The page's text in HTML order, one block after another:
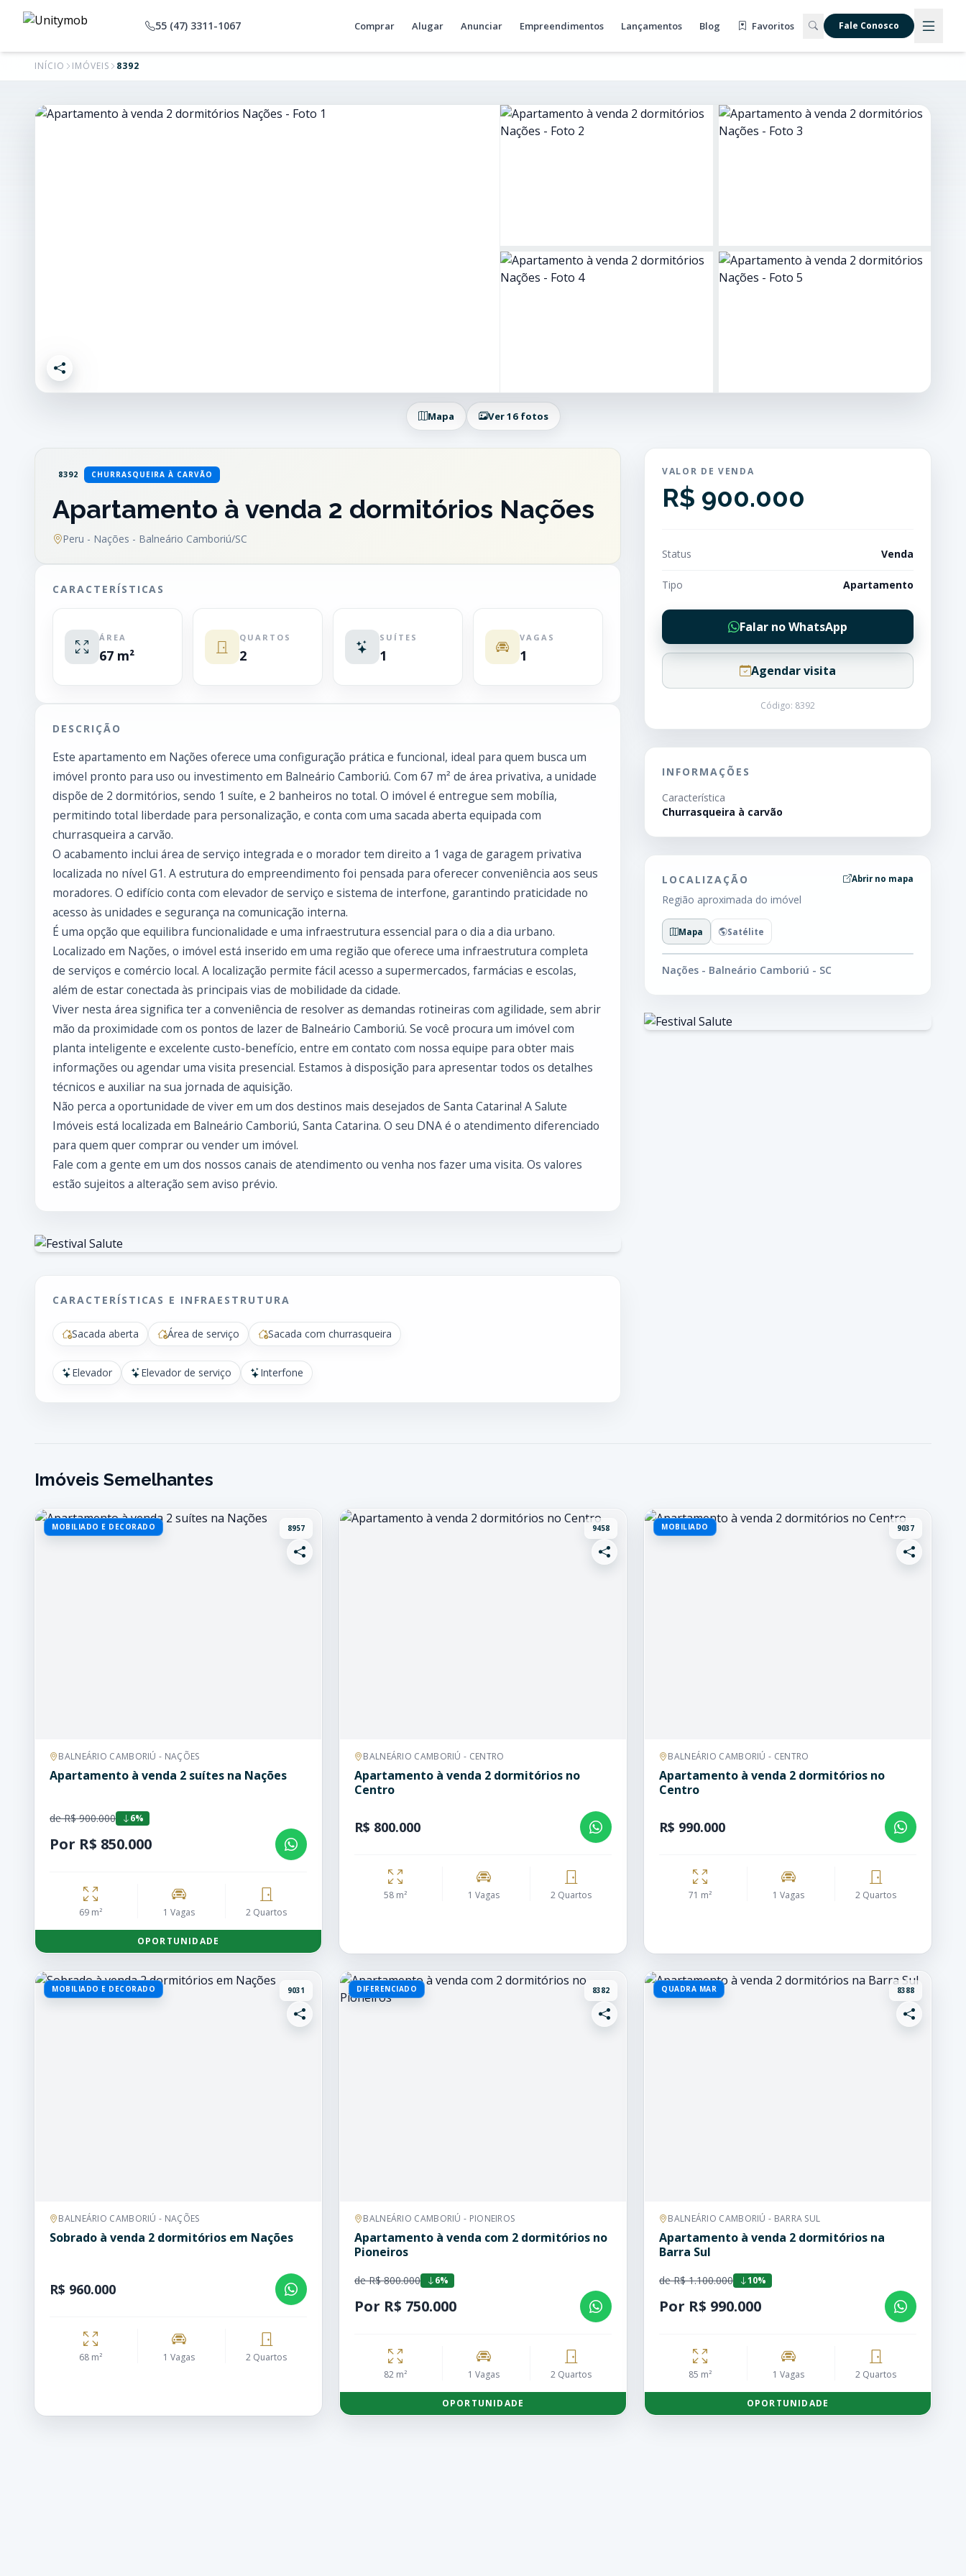
55 (47) 3311-1067 Comprar Alugar Anunciar Empreendimentos Lançamentos Blog Favoritos Fale Conosco
INÍCIO IMÓVEIS 8392
Mapa Ver 16 fotos
8392 CHURRASQUEIRA À CARVÃO
Apartamento à venda 2 dormitórios Nações
Peru - Nações - Balneário Camboriú/SC
CARACTERÍSTICAS
ÁREA
67 m²
QUARTOS
2
SUÍTES
1
VAGAS
1
DESCRIÇÃO
Este apartamento em Nações oferece uma configuração prática e funcional, ideal para quem busca um
imóvel pronto para uso ou investimento em Balneário Camboriú. Com 67 m² de área privativa, a unidade
dispõe de 2 dormitórios, sendo 1 suíte, e 2 banheiros no total. O imóvel é entregue sem mobília,
permitindo total liberdade para personalização, e conta com uma sacada aberta equipada com
churrasqueira a carvão.
O acabamento inclui área de serviço integrada e o morador tem direito a 1 vaga de garagem privativa
localizada no nível G1. A estrutura do empreendimento foi pensada para oferecer conveniência aos seus
moradores. O edifício conta com elevador de serviço e sistema de interfone, garantindo praticidade no
acesso às unidades e segurança na comunicação interna.
É uma opção que equilibra funcionalidade e uma infraestrutura essencial para o dia a dia urbano.
Localizado em Nações, o imóvel está inserido em uma região que oferece uma infraestrutura completa
de serviços e comércio local. A localização permite fácil acesso a supermercados, farmácias e escolas,
além de estar conectada às principais vias de mobilidade da cidade.
Viver nesta área significa ter a conveniência de resolver as demandas rotineiras com agilidade, sem abrir
mão da proximidade com os pontos de lazer de Balneário Camboriú. Se você procura um imóvel com
planta inteligente e excelente custo-benefício, entre em contato com nossa equipe para obter mais
informações ou agendar uma visita presencial. Estamos à disposição para apresentar todos os detalhes
técnicos e auxiliar na sua jornada de aquisição.
Não perca a oportunidade de viver em um dos destinos mais desejados de Santa Catarina! A Salute
Imóveis está localizada em Balneário Camboriú, Santa Catarina. O seu DNA é o atendimento diferenciado
para quem quer comprar ou vender um imóvel.
Fale com a gente em um dos nossos canais de atendimento ou venha nos fazer uma visita. Os valores
estão sujeitos a alteração sem aviso prévio.
CARACTERÍSTICAS E INFRAESTRUTURA
Sacada aberta Área de serviço Sacada com churrasqueira
Elevador Elevador de serviço Interfone
VALOR DE VENDA
R$ 900.000
Status Venda
Tipo Apartamento
Falar no WhatsApp
Agendar visita
Código: 8392
INFORMAÇÕES
Característica
Churrasqueira à carvão
LOCALIZAÇÃO
Região aproximada do imóvel
Abrir no mapa
Mapa Satélite
Nações - Balneário Camboriú - SC
Imóveis Semelhantes
MOBILIADO E DECORADO 8957
BALNEÁRIO CAMBORIÚ - NAÇÕES
Apartamento à venda 2 suítes na Nações
de R$ 900.000 6%
Por R$ 850.000
69 m² 1 Vagas 2 Quartos
OPORTUNIDADE
9458
BALNEÁRIO CAMBORIÚ - CENTRO
Apartamento à venda 2 dormitórios no
Centro
R$ 800.000
58 m² 1 Vagas 2 Quartos
MOBILIADO 9037
BALNEÁRIO CAMBORIÚ - CENTRO
Apartamento à venda 2 dormitórios no
Centro
R$ 990.000
71 m² 1 Vagas 2 Quartos
MOBILIADO E DECORADO 9031
BALNEÁRIO CAMBORIÚ - NAÇÕES
Sobrado à venda 2 dormitórios em Nações
R$ 960.000
68 m² 1 Vagas 2 Quartos
DIFERENCIADO 8382
BALNEÁRIO CAMBORIÚ - PIONEIROS
Apartamento à venda com 2 dormitórios no
Pioneiros
de R$ 800.000 6%
Por R$ 750.000
82 m² 1 Vagas 2 Quartos
OPORTUNIDADE
QUADRA MAR 8388
BALNEÁRIO CAMBORIÚ - BARRA SUL
Apartamento à venda 2 dormitórios na
Barra Sul
de R$ 1.100.000 10%
Por R$ 990.000
85 m² 1 Vagas 2 Quartos
OPORTUNIDADE